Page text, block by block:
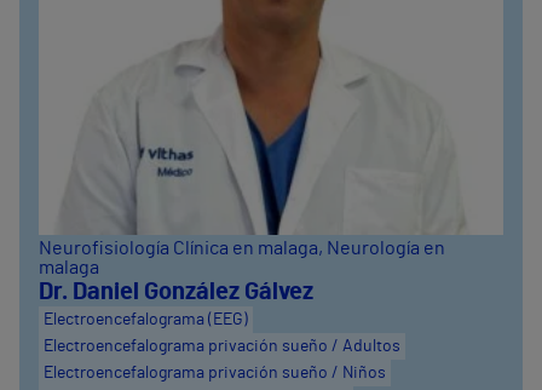
Neurofisiología Clínica en malaga, Neurología en
malaga
Dr. Daniel González Gálvez
Electroencefalograma (EEG)
Electroencefalograma privación sueño / Adultos
Electroencefalograma privación sueño / Niños